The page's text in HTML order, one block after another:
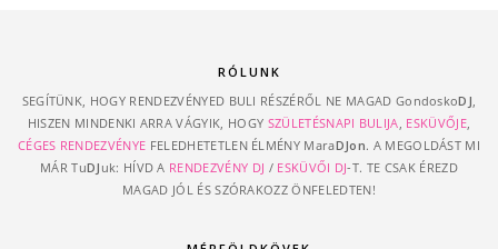
RÓLUNK
SEGÍTÜNK, HOGY RENDEZVÉNYED BULI RÉSZÉRŐL NE MAGAD GondoskoDJ
HISZEN MINDENKI ARRA VÁGYIK, HOGY SZÜLETÉSNAPI BULIJA ESKÜVŐJE,
CÉGES RENDEZVÉNYE FELEDHETETLEN ÉLMÉNY MaraDJon. A MEGOLDÁST MI
MÁR TuDJ uk: HÍVD A RENDEZVÉNY DJ / ESKÜVŐI DJ-T. TE CSAK ÉREZD
MAGAD JÓL ÉS SZÓRAKOZZ ÖNFELEDTEN!